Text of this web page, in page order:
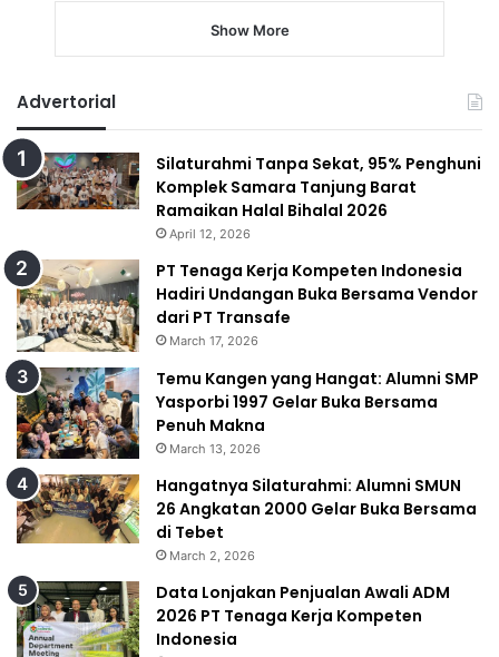
Show More
Advertorial
Silaturahmi Tanpa Sekat, 95% Penghuni
Komplek Samara Tanjung Barat
Ramaikan Halal Bihalal 2026
April 12, 2026
PT Tenaga Kerja Kompeten Indonesia
Hadiri Undangan Buka Bersama Vendor
dari PT Transafe
March 17, 2026
Temu Kangen yang Hangat: Alumni SMP
Yasporbi 1997 Gelar Buka Bersama
Penuh Makna
March 13, 2026
Hangatnya Silaturahmi: Alumni SMUN
26 Angkatan 2000 Gelar Buka Bersama
di Tebet
March 2, 2026
Data Lonjakan Penjualan Awali ADM
2026 PT Tenaga Kerja Kompeten
Indonesia